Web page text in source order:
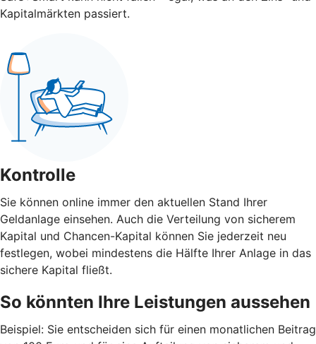
Kapitalmärkten passiert.
Kontrolle
Sie können online immer den aktuellen Stand Ihrer
Geldanlage einsehen. Auch die Verteilung von sicherem
Kapital und Chancen-Kapital können Sie jederzeit neu
festlegen, wobei mindestens die Hälfte Ihrer Anlage in das
sichere Kapital fließt.
So könnten Ihre Leistungen aussehen
Beispiel: Sie entscheiden sich für einen monatlichen Beitrag